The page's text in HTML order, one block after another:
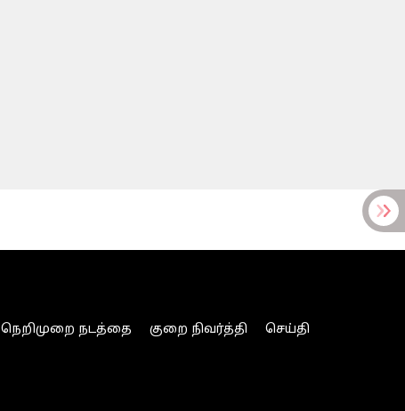
நெறிமுறை நடத்தை குறை நிவர்த்தி
செய்தி